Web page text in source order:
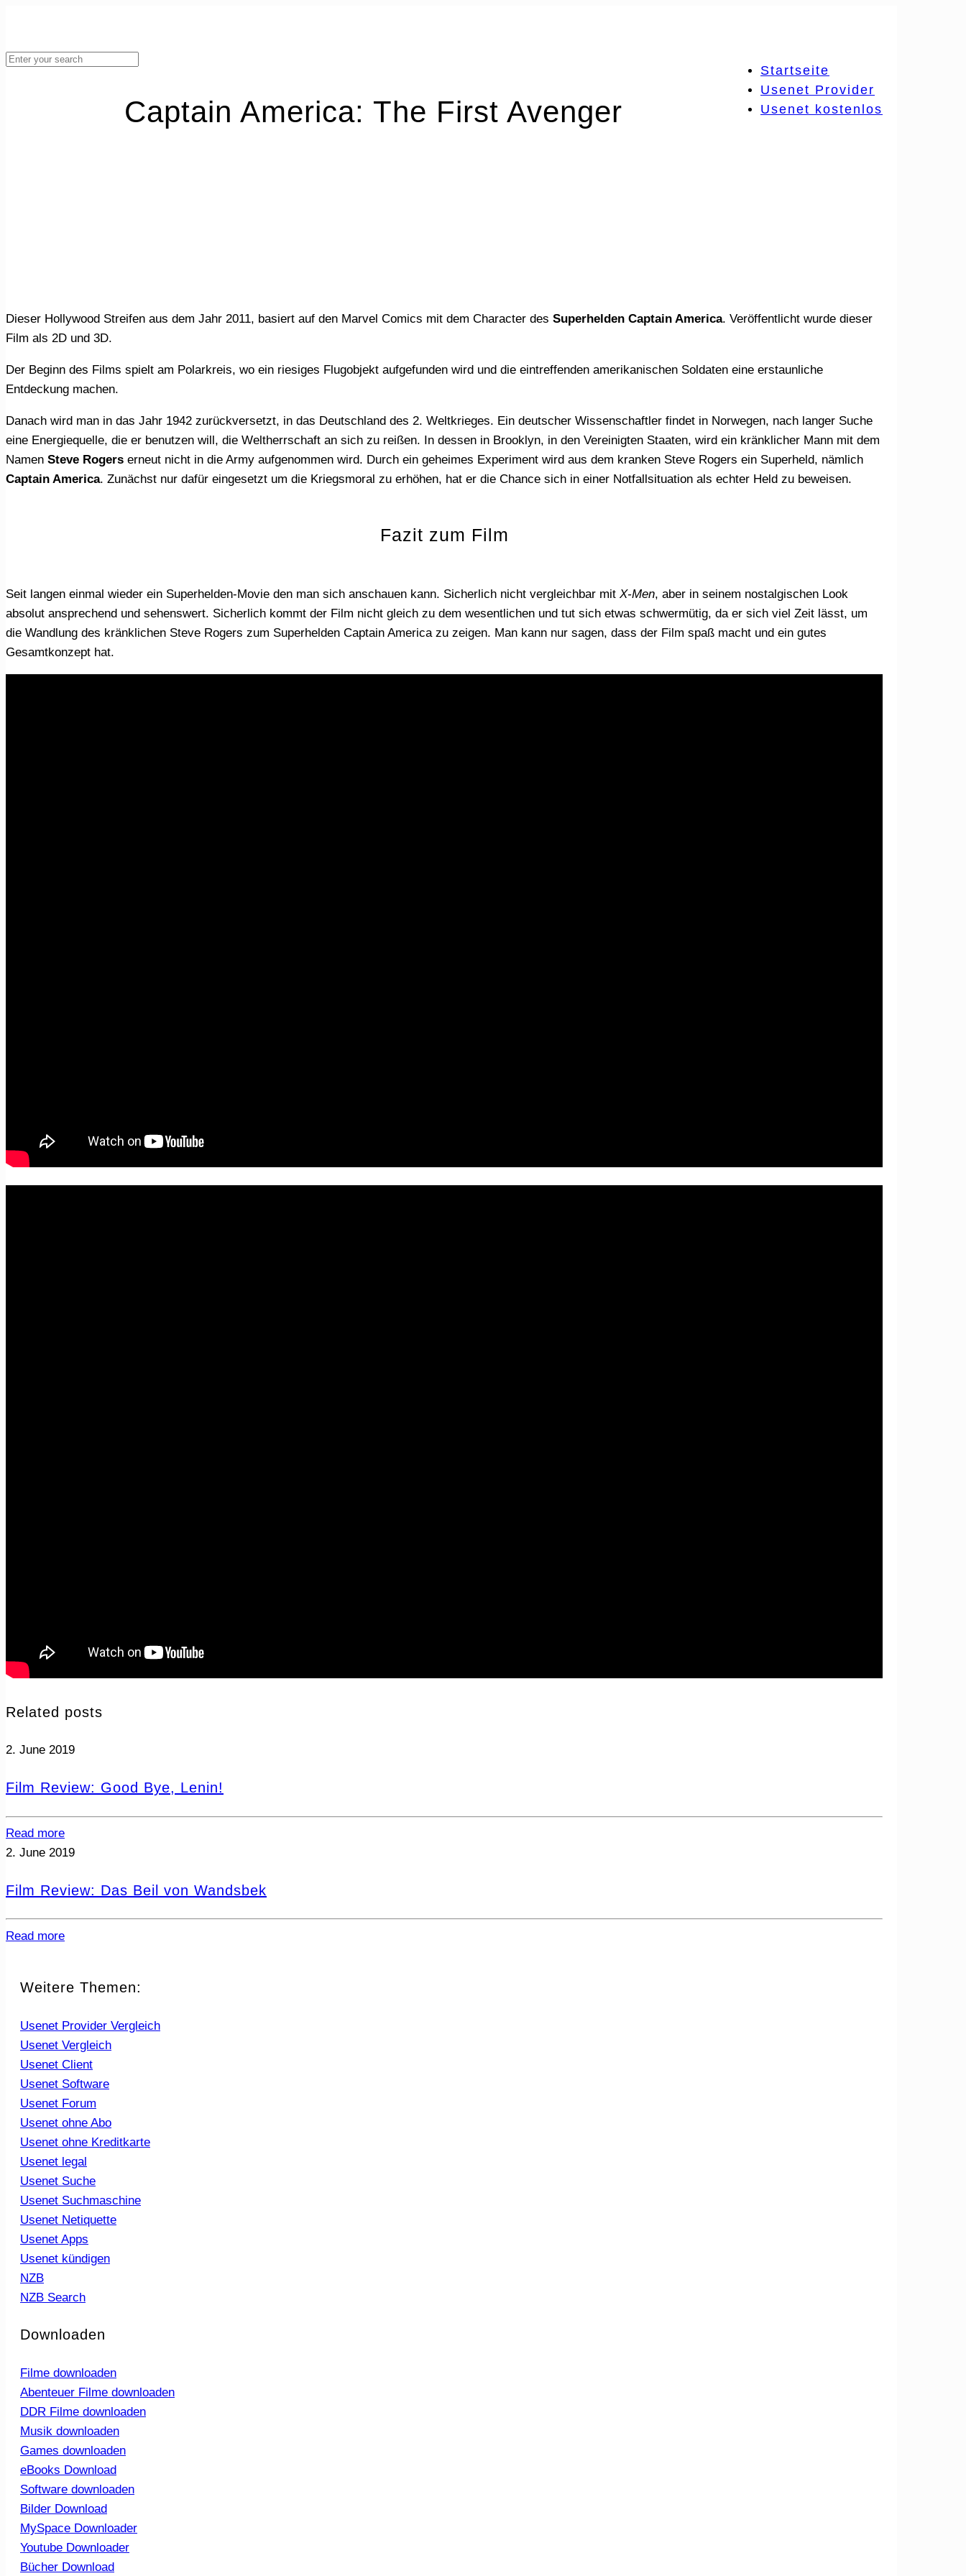
Startseite
Usenet Provider
Usenet kostenlos
Captain America: The First Avenger
Dieser Hollywood Streifen aus dem Jahr 2011, basiert auf den Marvel Comics mit dem Character des Superhelden Captain America. Veröffentlicht wurde dieser
Film als 2D und 3D.
Der Beginn des Films spielt am Polarkreis, wo ein riesiges Flugobjekt aufgefunden wird und die eintreffenden amerikanischen Soldaten eine erstaunliche
Entdeckung machen.
Danach wird man in das Jahr 1942 zurückversetzt, in das Deutschland des 2. Weltkrieges. Ein deutscher Wissenschaftler findet in Norwegen, nach langer Suche
eine Energiequelle, die er benutzen will, die Weltherrschaft an sich zu reißen. In dessen in Brooklyn, in den Vereinigten Staaten, wird ein kränklicher Mann mit dem
Namen Steve Rogers erneut nicht in die Army aufgenommen wird. Durch ein geheimes Experiment wird aus dem kranken Steve Rogers ein Superheld, nämlich
Captain America. Zunächst nur dafür eingesetzt um die Kriegsmoral zu erhöhen, hat er die Chance sich in einer Notfallsituation als echter Held zu beweisen.
Fazit zum Film
Seit langen einmal wieder ein Superhelden-Movie den man sich anschauen kann. Sicherlich nicht vergleichbar mit X-Men, aber in seinem nostalgischen Look
absolut ansprechend und sehenswert. Sicherlich kommt der Film nicht gleich zu dem wesentlichen und tut sich etwas schwermütig, da er sich viel Zeit lässt, um
die Wandlung des kränklichen Steve Rogers zum Superhelden Captain America zu zeigen. Man kann nur sagen, dass der Film spaß macht und ein gutes
Gesamtkonzept hat.
Related posts
2. June 2019
Film Review: Good Bye, Lenin!
Read more
2. June 2019
Film Review: Das Beil von Wandsbek
Read more
Weitere Themen:
Usenet Provider Vergleich
Usenet Vergleich
Usenet Client
Usenet Software
Usenet Forum
Usenet ohne Abo
Usenet ohne Kreditkarte
Usenet legal
Usenet Suche
Usenet Suchmaschine
Usenet Netiquette
Usenet Apps
Usenet kündigen
NZB
NZB Search
Downloaden
Filme downloaden
Abenteuer Filme downloaden
DDR Filme downloaden
Musik downloaden
Games downloaden
eBooks Download
Software downloaden
Bilder Download
MySpace Downloader
Youtube Downloader
Bücher Download